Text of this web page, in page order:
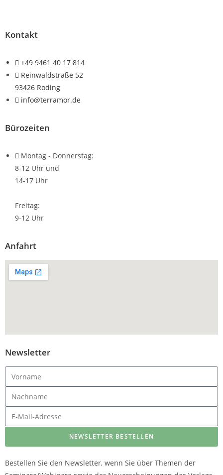
Kontakt
+49 9461 40 17 814
Reinwaldstraße 52
93426 Roding
info@terramor.de
Bürozeiten
Montag - Donnerstag:
8-12 Uhr und
14-17 Uhr
Freitag:
9-12 Uhr
Anfahrt
Newsletter
NEWSLETTER BESTELLEN
Bestellen Sie den Newsletter, wenn Sie über Themen der